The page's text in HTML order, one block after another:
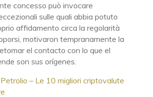
concesso può invocare
sulle quali abbia potuto
affidamento circa la regolarità
motivaron tempranamente la
el contacto con lo que el
son sus orígenes.
– Le 10 migliori criptovalute